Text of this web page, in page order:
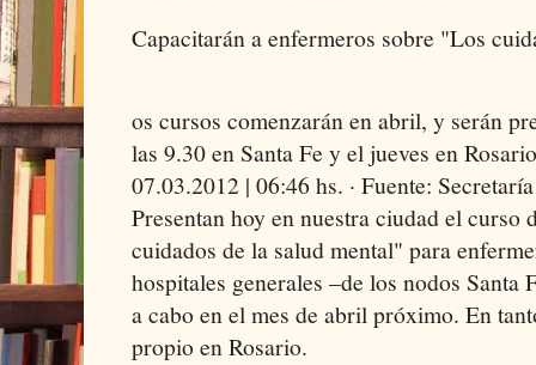
Capacitarán a enfermeros sobre "Los
os cursos comenzarán en abril, y serán
las 9.30 en Santa Fe y el jueves en
07.03.2012 | 06:46 hs. · Fuente:
Presentan hoy en nuestra ciudad el
cuidados de la salud mental" para
hospitales generales –de los nodos Santa
a cabo en el mes de abril próximo. En
propio en Rosario.